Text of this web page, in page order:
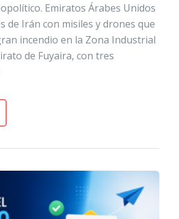
Emiratos Árabes Unidos
de Irán con misiles y drones que
incendio en la Zona Industrial
de Fuyaira, con tres